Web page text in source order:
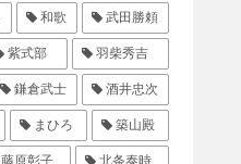
和歌 武田勝頼
紫式部 羽柴秀吉
鎌倉武士 酒井忠次
まひろ 築山殿
藤原彰子 北条泰時